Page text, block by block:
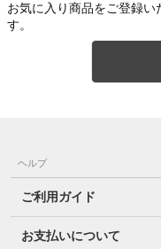
お気に入り商品をご登録い
す。
ヘルプ
ご利用ガイド
お支払いについて